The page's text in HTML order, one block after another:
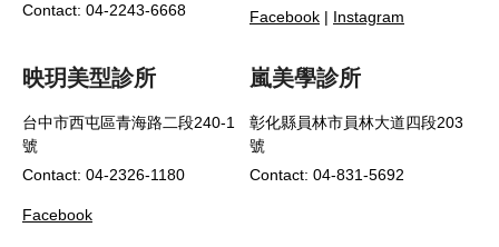
Contact: 04-2243-6668
Facebook | Instagram
映玥美型診所
台中市西屯區青海路二段240-1
號
Contact: 04-2326-1180
Facebook
嵐美學診所
彰化縣員林市員林大道四段203
號
Contact: 04-831-5692